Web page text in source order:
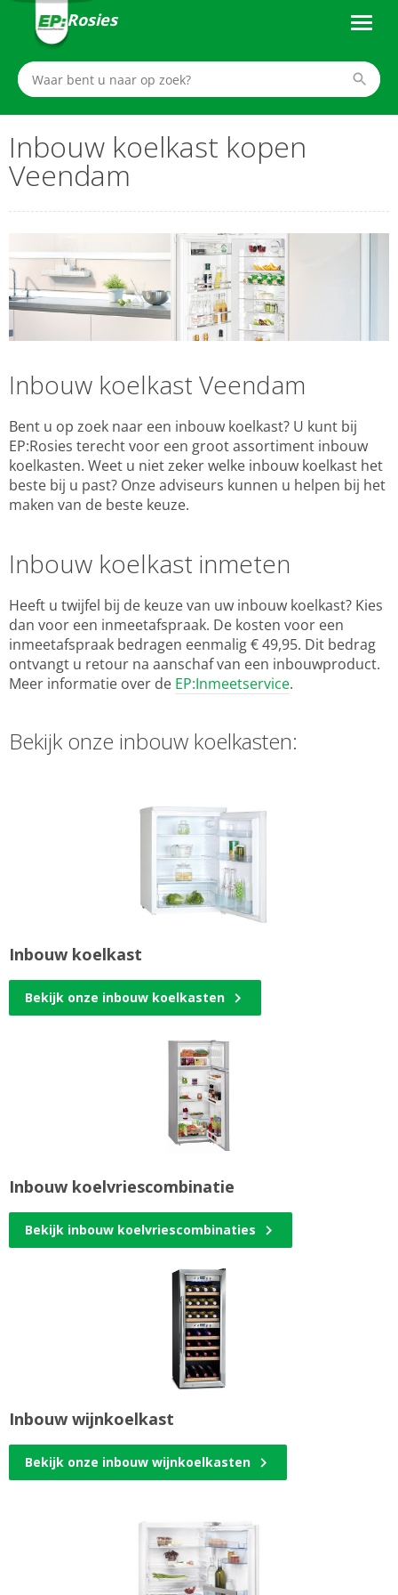
Rosies
Inbouw koelkast kopen
Veendam
Inbouw koelkast Veendam
Bent u op zoek naar een inbouw koelkast? U kunt bij
EP:Rosies terecht voor een groot assortiment inbouw
koelkasten. Weet u niet zeker welke inbouw koelkast het
beste bij u past? Onze adviseurs kunnen u helpen bij het
maken van de beste keuze.
Inbouw koelkast inmeten
Heeft u twijfel bij de keuze van uw inbouw koelkast? Kies
dan voor een inmeetafspraak. De kosten voor een
inmeetafspraak bedragen eenmalig € 49,95. Dit bedrag
ontvangt u retour na aanschaf van een inbouwproduct.
Meer informatie over de EP:Inmeetservice.
Bekijk onze inbouw koelkasten:
Inbouw koelkast
Bekijk onze inbouw koelkasten
Inbouw koelvriescombinatie
Bekijk inbouw koelvriescombinaties
Inbouw wijnkoelkast
Bekijk onze inbouw wijnkoelkasten